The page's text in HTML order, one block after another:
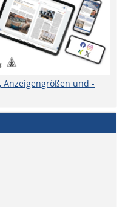
Anzeigengrößen und -